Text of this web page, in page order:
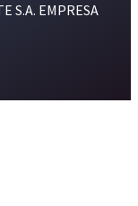
S.A. EMPRESA